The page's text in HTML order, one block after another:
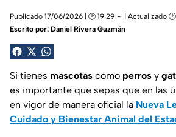
Publicado 17/06/2026 | 🕑 19:29 | Actualizado
Escrito por: Daniel Rivera Guzmán
Si tienes mascotas como perros y
es importante que sepas que en las
en vigor de manera oficial la Nueva
Cuidado y Bienestar Animal del